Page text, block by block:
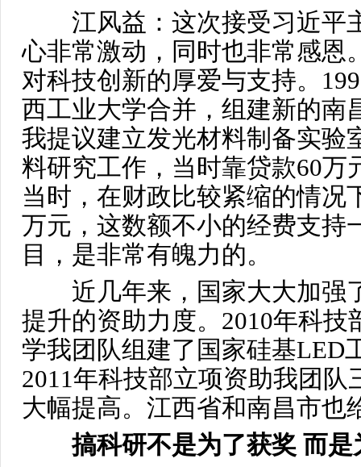
江风益：这次接受习近平
心非常激动，同时也非常感恩
对科技创新的厚爱与支持。
西工业大学合并，组建新的南
我提议建立发光材料制备实验
料研究工作，当时靠贷款60万
当时，在财政比较紧缩的情况
万元，这数额不小的经费支持
目，是非常有魄力的。
近几年来，国家大大加强
提升的资助力度。2010年科技
学我团队组建了国家硅基LED
2011年科技部立项资助我团队
大幅提高。江西省和南昌市也
搞科研不是为了获奖而是